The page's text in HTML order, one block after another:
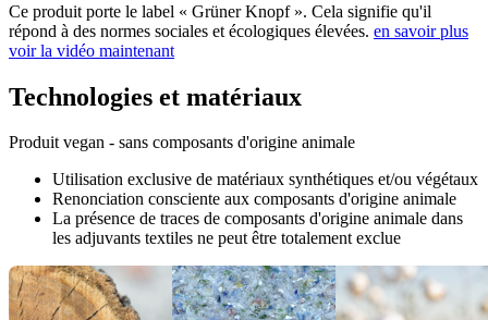
Ce produit porte le label « Grüner Knopf ». Cela signifie qu'il
répond à des normes sociales et écologiques élevées. en savoir plus
voir la vidéo maintenant
Technologies et matériaux
Produit vegan - sans composants d'origine animale
Utilisation exclusive de matériaux synthétiques et/ou végétaux
Renonciation consciente aux composants d'origine animale
La présence de traces de composants d'origine animale dans
les adjuvants textiles ne peut être totalement exclue